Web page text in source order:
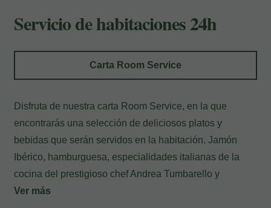
Servicio de habitaciones 24h
Carta Room Service
Disfruta de nuestra carta Room Service, en la que
encontrarás una selección de deliciosos platos y
bebidas que serán servidos en la habitación. Jamón
Ibérico, hamburguesa, especialidades italianas de la
cocina del prestigioso chef Andrea Tumbarello y
tentadores postres para degustar tranquilamente sin salir
Ver más